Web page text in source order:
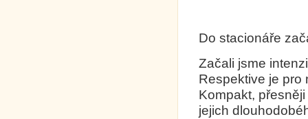
Do stacionáře
Začali jsme
Respektive je pro
Kompakt,
jejich